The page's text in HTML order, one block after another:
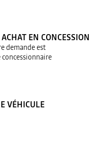
EN CONCESSION
demande est
VÉHICULE